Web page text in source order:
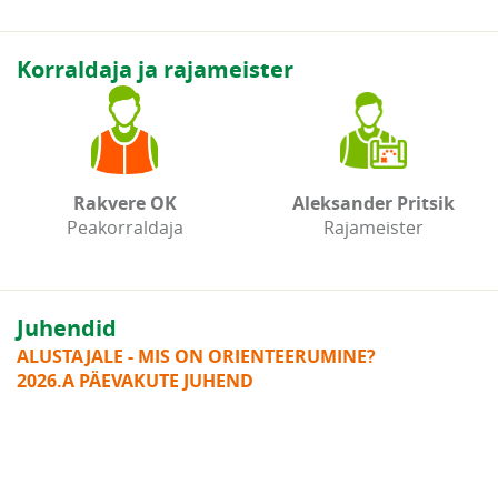
Korraldaja ja rajameister
Rakvere OK
Peakorraldaja
Aleksander Pritsik
Rajameister
Juhendid
ALUSTAJALE - MIS ON ORIENTEERUMINE?
2026.A PÄEVAKUTE JUHEND